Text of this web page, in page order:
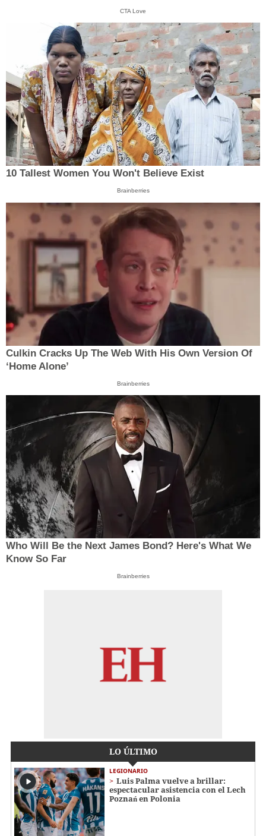
CTA Love
10 Tallest Women You Won't Believe Exist
Brainberries
Culkin Cracks Up The Web With His Own Version Of
‘Home Alone’
Brainberries
Who Will Be the Next James Bond? Here's What We
Know So Far
Brainberries
LO ÚLTIMO
LEGIONARIO
Luis Palma vuelve a brillar:
espectacular asistencia con el Lech
Poznań en Polonia